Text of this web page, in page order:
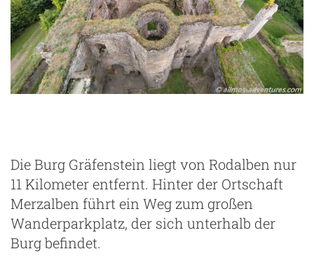
Die Burg Gräfenstein liegt von Rodalben nur
11 Kilometer entfernt. Hinter der Ortschaft
Merzalben führt ein Weg zum großen
Wanderparkplatz, der sich unterhalb der
Burg befindet.